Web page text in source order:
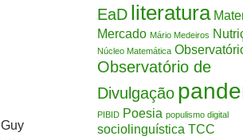
EaD literatura
Mercado Mário Medeiros
Núcleo Matemática
Observatório de
Divulgação
PIBID Poesia populismo digital
sociolinguística TCC